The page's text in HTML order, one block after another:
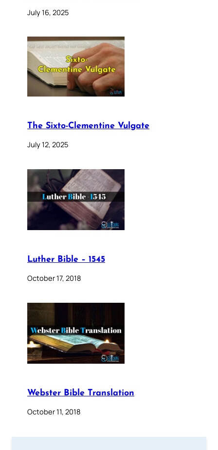
July 16, 2025
The Sixto-Clementine Vulgate
July 12, 2025
Luther Bible – 1545
October 17, 2018
Webster Bible Translation
October 11, 2018